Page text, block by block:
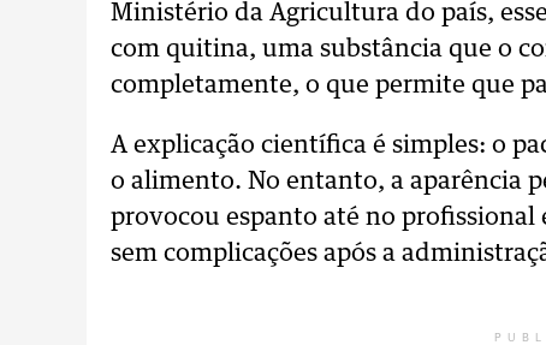
Ministério da Agricultura do país,
com quitina, uma substância que o
completamente, o que permite que
A explicação científica é simples: o
o alimento. No entanto, a aparência
provocou espanto até no
sem complicações após a